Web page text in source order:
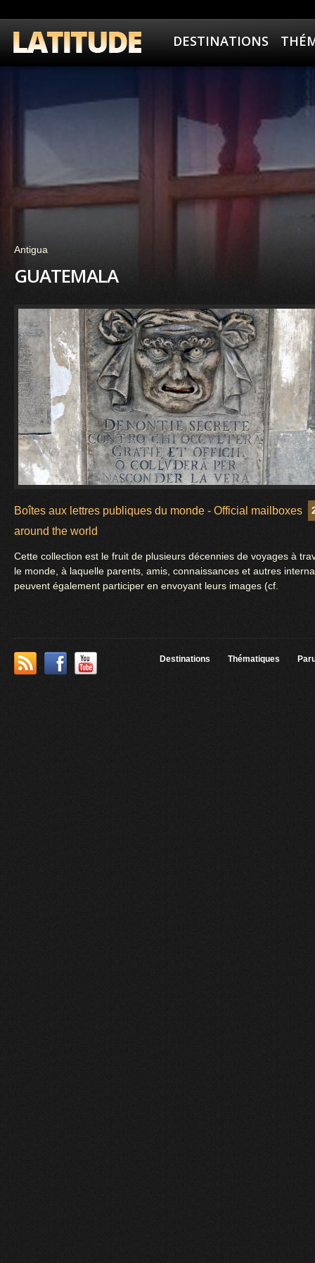
DESTINATIONS
Antigua
GUATEMALA
Boîtes aux lettres publiques du monde - Official mailboxes
around the world
Cette collection est le fruit de plusieurs décennies de voyages à
le monde, à laquelle parents, amis, connaissances et autres
peuvent également participer en envoyant leurs images (cf.
Destinations Thématiques